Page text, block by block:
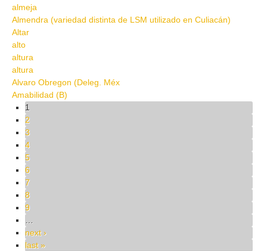
almeja
Almendra (variedad distinta de LSM utilizado en Culiacán)
Altar
alto
altura
altura
Alvaro Obregon (Deleg. Méx
Amabilidad (B)
Pages
1
2
3
4
5
6
7
8
9
next ›
last »